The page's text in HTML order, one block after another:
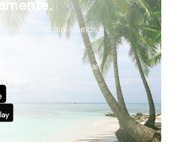
ofertas cada día: vuelos,
escapadas
gestión de reservas
que importa, siempre al